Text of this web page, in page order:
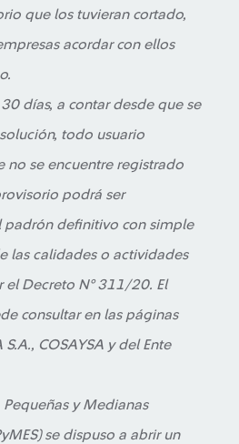
que los tuvieran cortado,
acordar con ellos
días, a contar desde que se
todo usuario
no se encuentre registrado
podrá ser
padrón definitivo con simple
las calidades o actividades
el Decreto N° 311/20. El
consultar en las páginas
S.A., COSAYSA y del Ente
Pequeñas y Medianas
se dispuso a abrir un